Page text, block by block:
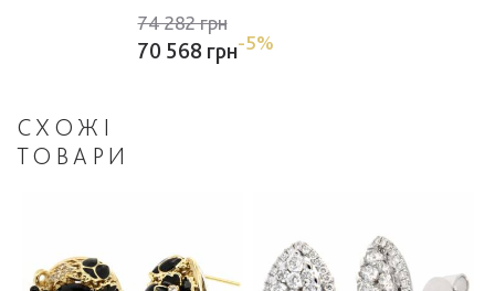
74 282 грн
70 568 грн-5%
СХОЖІ
ТОВАРИ